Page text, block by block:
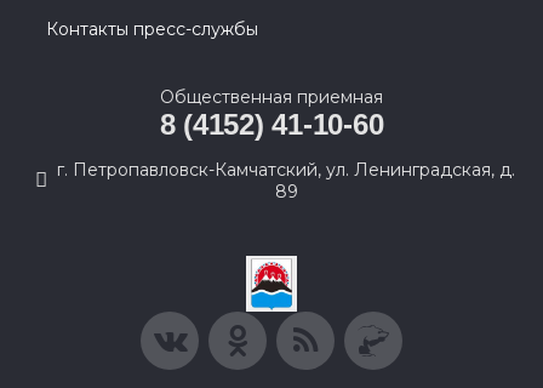
Контакты пресс-службы
Общественная приемная
8 (4152) 41-10-60
г. Петропавловск-Камчатский, ул. Ленинградская, д.
89